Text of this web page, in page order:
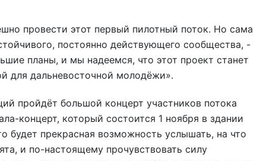
провести этот первый пилотный поток. Но сама
постоянно действующего сообщества, -
планы, и мы надеемся, что этот проект станет
для дальневосточной молодёжи».
пройдёт большой концерт участников потока
концерт, который состоится 1 ноября в здании
будет прекрасная возможность услышать, на что
и по-настоящему прочувствовать силу